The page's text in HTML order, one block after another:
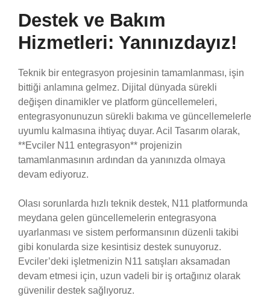
Destek ve Bakım
Hizmetleri: Yanınızdayız!
Teknik bir entegrasyon projesinin tamamlanması, işin
bittiği anlamına gelmez. Dijital dünyada sürekli
değişen dinamikler ve platform güncellemeleri,
entegrasyonunuzun sürekli bakıma ve güncellemelerle
uyumlu kalmasına ihtiyaç duyar. Acil Tasarım olarak,
**Evciler N11 entegrasyon** projenizin
tamamlanmasının ardından da yanınızda olmaya
devam ediyoruz.
Olası sorunlarda hızlı teknik destek, N11 platformunda
meydana gelen güncellemelerin entegrasyona
uyarlanması ve sistem performansının düzenli takibi
gibi konularda size kesintisiz destek sunuyoruz.
Evciler’deki işletmenizin N11 satışları aksamadan
devam etmesi için, uzun vadeli bir iş ortağınız olarak
güvenilir destek sağlıyoruz.